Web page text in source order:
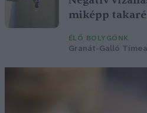
miképp
ÉLŐ BOLYGÓNK
Granát-Galló Tímea